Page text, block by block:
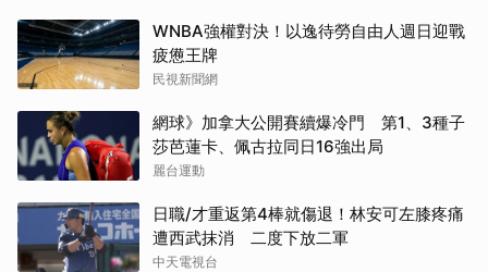
WNBA強權對決！以逸待勞自由人週日迎戰
疲憊王牌
民視新聞網
網球》加拿大公開賽續爆冷門 第1、3種子
莎芭蓮卡、佩古拉同日16強出局
麗台運動
日職/才重返第4棒就傷退！林安可左膝疼痛
遭西武抹消 二度下放二軍
中天電視台